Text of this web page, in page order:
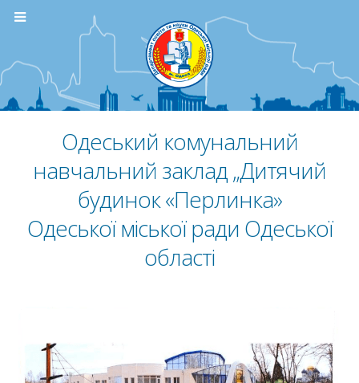
Одеський комунальний
навчальний заклад „Дитячий
будинок «Перлинка»
Одеської міської ради Одеської
області